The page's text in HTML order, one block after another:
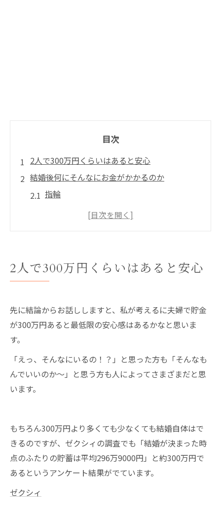
目次
2人で300万円くらいはあると安心
結婚後何にそんなにお金がかかるのか
指輪
プロフィールの資産欄に預貯金と記入できる目
安
まとめ
2人で300万円くらいはあると安心
先に結論からお話ししますと、私が考えるに夫婦で貯金
が300万円あると最低限の安心感はあるかなと思いま
す。
「えっ、そんなにいるの！？」と思った方も「そんなも
んでいいのか～」と思う方も人によってさまざまだと思
います。
もちろん300万円より多くても少なくても結婚自体はで
きるのですが、ゼクシィの調査でも「結婚が決まった時
点のふたりの貯蓄は平均296万9000円」と約300万円で
あるというアンケート結果がでています。
ゼクシィ